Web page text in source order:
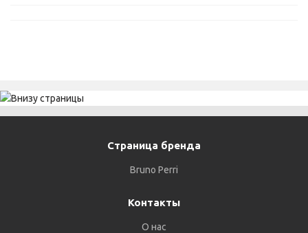
Страница бренда
Bruno Perri
Контакты
О нас